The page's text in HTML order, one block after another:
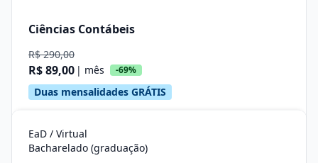
Ciências Contábeis
R$ 290,00
R$ 89,00 | mês -69%
Duas mensalidades GRÁTIS
EaD / Virtual
Bacharelado (graduação)